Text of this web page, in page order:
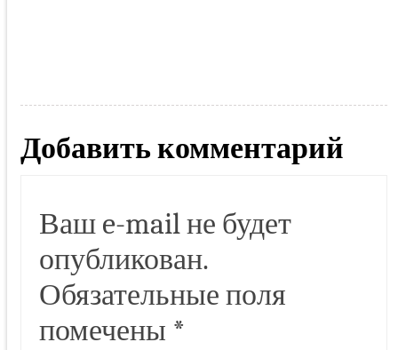
Добавить комментарий
Ваш e-mail не будет
опубликован.
Обязательные поля
помечены *